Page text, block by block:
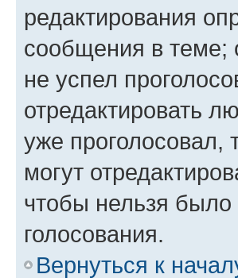
редактирования
сообщения в теме;
не успел
отредактировать
уже проголосовал,
могут
чтобы нельзя было
голосования.
Вернуться к